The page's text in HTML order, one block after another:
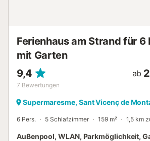
Ferienhaus am Strand für 6
mit Garten
9,4
7 Bewertungen
ab
Supermaresme, Sant Vicenç de
6 Pers. 5 Schlafzimmer 159 m² 1,5 km
Außenpool, WLAN, Parkmöglichkeit,